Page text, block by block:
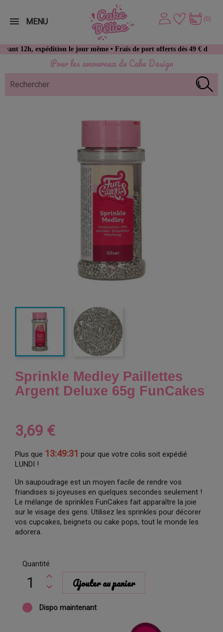
Pour les amoureux du Cake Design
expédition le jour même • Frais de port offerts dès 49 € d’achat
(0)
MENU
Sprinkle Medley Paillettes
Argent Deluxe 65g FunCakes
3,69 €
Plus que 13:49:30 pour que votre colis soit expédié
LUNDI !
Un saupoudrage est un moyen facile de rendre vos
friandises si joyeuses en quelques secondes seulement !
Le mélange de sprinkles FunCakes fait apparaître la joie
sur le visage des gens. Utilisez les sprinkles pour décorer
vos cupcakes, beignets ou cake pops, tout le monde les
adorera.
Quantité
Ajouter au panier
Dispo maintenant